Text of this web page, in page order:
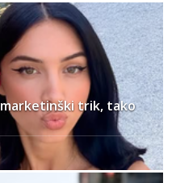
trik, tako